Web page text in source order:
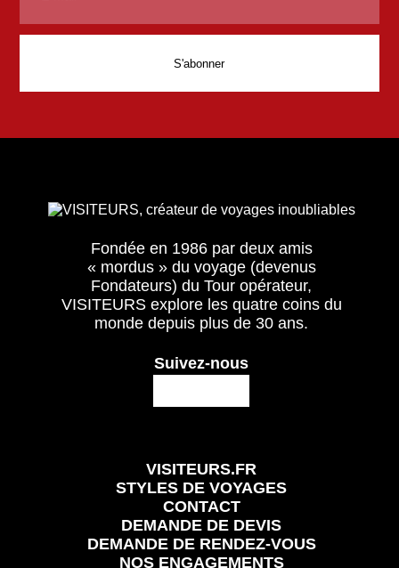
Fondée en 1986 par deux amis
« mordus » du voyage (devenus
Fondateurs) du Tour opérateur,
VISITEURS explore les quatre coins du
monde depuis plus de 30 ans.
Suivez-nous
VISITEURS.FR
STYLES DE VOYAGES
CONTACT
DEMANDE DE DEVIS
DEMANDE DE RENDEZ-VOUS
NOS ENGAGEMENTS